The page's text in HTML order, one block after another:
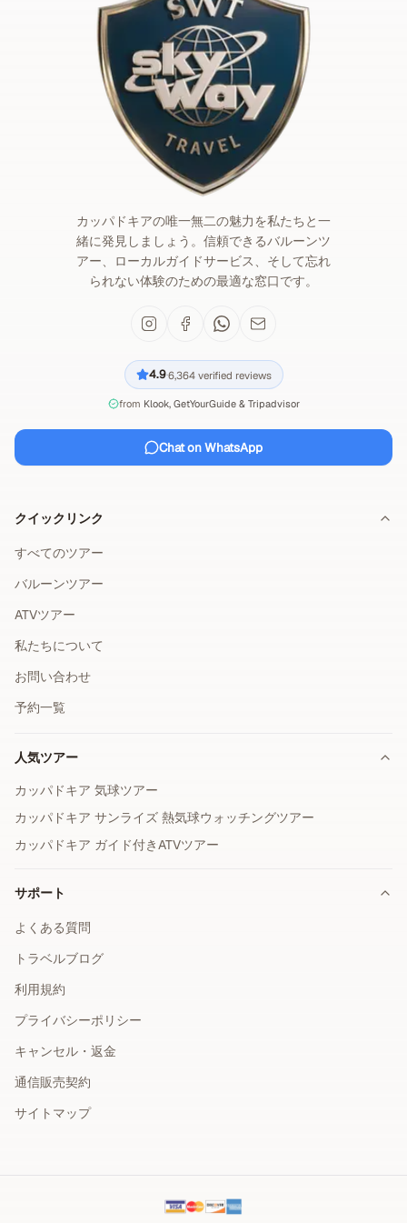
カッパドキアの唯一無二の魅力を私たちと一
緒に発見しましょう。信頼できるバルーンツ
アー、ローカルガイドサービス、そして忘れ
られない体験のための最適な窓口です。
4.9·6,364 verified reviews
from Klook, GetYourGuide & Tripadvisor
Chat on WhatsApp
クイックリンク
すべてのツアー
バルーンツアー
ATVツアー
私たちについて
お問い合わせ
予約一覧
人気ツアー
カッパドキア 気球ツアー
カッパドキア サンライズ 熱気球ウォッチングツアー
カッパドキア ガイド付きATVツアー
サポート
よくある質問
トラベルブログ
利用規約
プライバシーポリシー
キャンセル・返金
通信販売契約
サイトマップ